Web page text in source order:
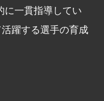
に一貫指導してい
躍する選手の育成